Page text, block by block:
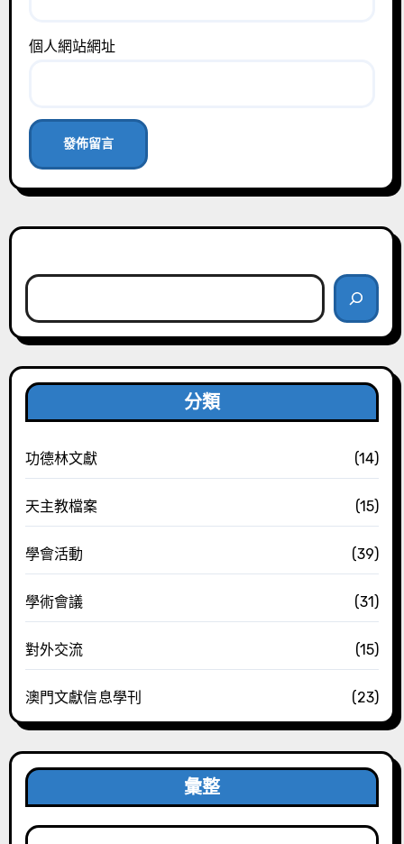
個人網站網址
分類
功德林文獻 (14)
天主教檔案 (15)
學會活動 (39)
學術會議 (31)
對外交流 (15)
澳門文獻信息學刊 (23)
彙整
彙